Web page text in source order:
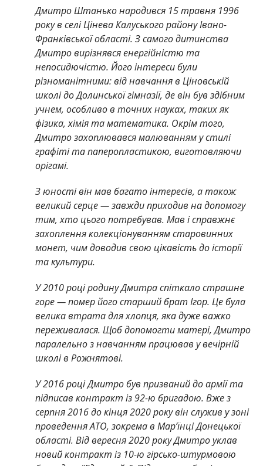
Дмитро Штанько народився 15 травня 1996
року в селі Цінева Калуського району Івано-
Франківської області. З самого дитинства
Дмитро вирізнявся енергійністю та
непосидючістю. Його інтереси були
різноманітними: від навчання в Ціновській
школі до Долинської гімназії, де він був здібним
учнем, особливо в точних науках, таких як
фізика, хімія та математика. Окрім того,
Дмитро захоплювався малюванням у стилі
графіті та паперопластикою, виготовляючи
орігамі.
З юності він мав багато інтересів, а також
великий серце — завжди приходив на допомогу
тим, хто цього потребував. Мав і справжнє
захоплення колекціонуванням старовинних
монет, чим доводив свою цікавість до історії
та культури.
У 2010 році родину Дмитра спіткало страшне
горе — помер його старший брат Ігор. Це була
велика втрата для хлопця, яка дуже важко
переживалася. Щоб допомогти матері, Дмитро
паралельно з навчанням працював у вечірній
школі в Рожнятові.
У 2016 році Дмитро був призваний до армії та
підписав контракт із 92-ю бригадою. Вже з
серпня 2016 до кінця 2020 року він служив у зоні
проведення АТО, зокрема в Мар’їнці Донецької
області. Від вересня 2020 року Дмитро уклав
новий контракт із 10-ю гірсько-штурмовою